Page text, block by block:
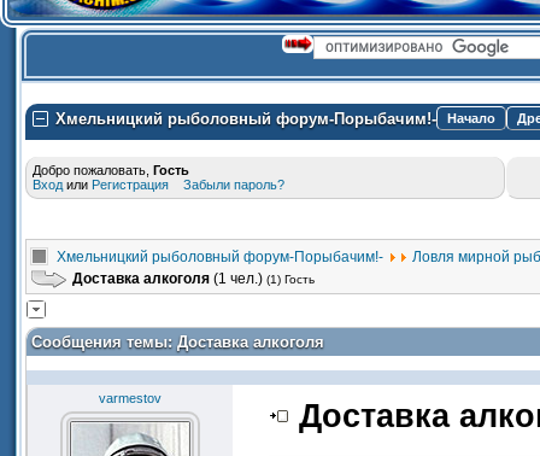
Хмельницкий рыболовный форум-Порыбачим!- Начало
Добро пожаловать, Гость
Вход или Регистрация Забыли пароль?
Хмельницкий рыболовный форум-Порыбачим!-
Ловля мирной
Доставка алкоголя (1 чел.) (1) Гость
Сообщения темы: Доставка алкоголя
varmestov
Доставка